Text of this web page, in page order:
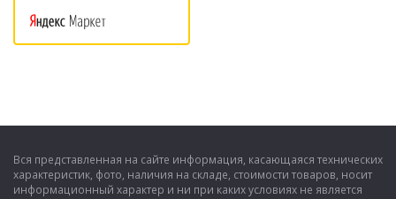
Вся представленная на сайте информация, касающаяся технических
характеристик, фото, наличия на складе, стоимости товаров, носит
информационный характер и ни при каких условиях не является